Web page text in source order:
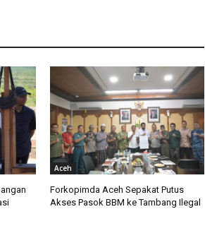
Aceh
Forkopimda Aceh Sepakat Putus
Akses Pasok BBM ke Tambang Ilegal